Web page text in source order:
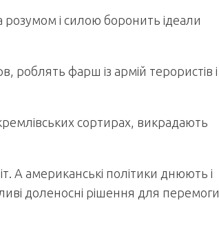
і силою боронить ідеали
роблять фарш із армій терористів і
сортирах, викрадають
А американські політики днюють і
доленосні рішення для перемоги